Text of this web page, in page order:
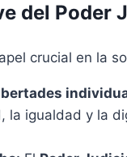
del Poder
crucial en la
la igualdad y la